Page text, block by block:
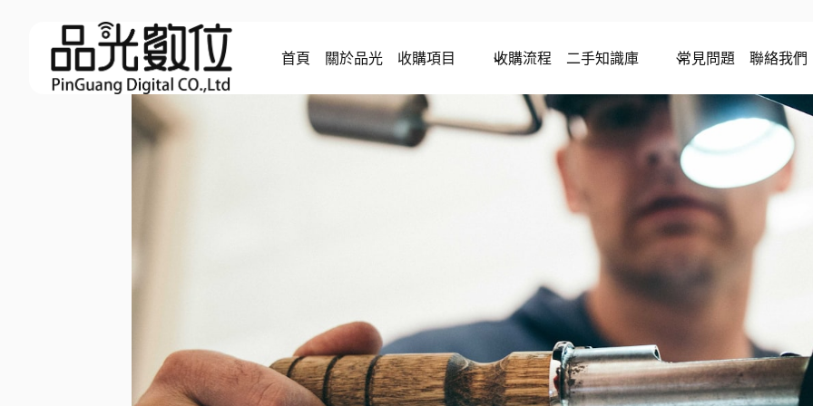
content
首頁 關於品光 收購項目 收購流程 二手知識庫 常見問題 聯絡我們